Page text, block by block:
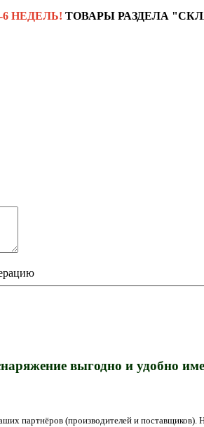
6 НЕДЕЛЬ! ТОВАРЫ РАЗДЕЛА
выгодно и удобно
партнёров (производителей и